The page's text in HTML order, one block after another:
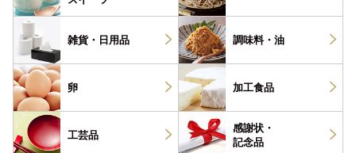
雑貨・ 日用品 調味料・ 油
卵 加工食品
工芸品
感謝状・
記念品